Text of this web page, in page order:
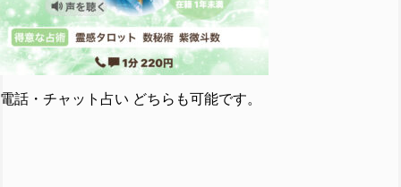
電話・チャット占い どちらも可能です。